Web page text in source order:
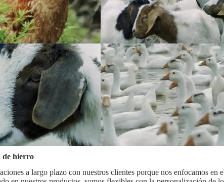
de hierro
a largo plazo con nuestros clientes porque nos enfocamos en